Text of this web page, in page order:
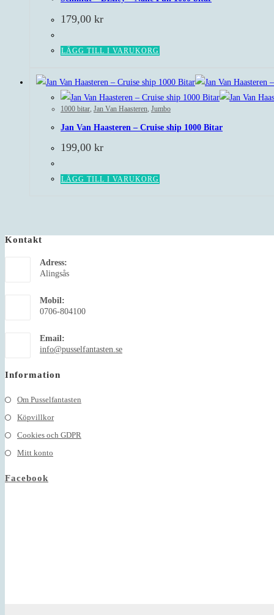
179,00 kr
LÄGG TILL I VARUKORG
1000 bitar, Jan Van Haasteren, Jumbo
Jan Van Haasteren – Cruise ship 1000 Bitar
199,00 kr
LÄGG TILL I VARUKORG
Kontakt
Adress:
Alingsås
Mobil:
0706-804100
Email:
info@pusselfantasten.seOpens
Information
Om Pusselfantasten
Köpvillkor
Cookies och GDPR
Mitt konto
Facebook